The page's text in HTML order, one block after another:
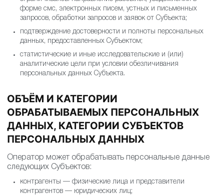
форме смс, электронных писем, устных и письменных
запросов, обработки запросов и заявок от Субъекта;
подтверждение достоверности и полноты персональных
данных, предоставленных Субъектом;
статистические и иные исследовательские и (или)
аналитические цели при условии обезличивания
персональных данных Субъекта.
ОБЪЁМ И КАТЕГОРИИ
ОБРАБАТЫВАЕМЫХ ПЕРСОНАЛЬНЫХ
ДАННЫХ, КАТЕГОРИИ СУБЪЕКТОВ
ПЕРСОНАЛЬНЫХ ДАННЫХ
Оператор может обрабатывать персональные данные
следующих Субъектов:
контрагенты — физические лица и представители
контрагентов — юридических лиц;